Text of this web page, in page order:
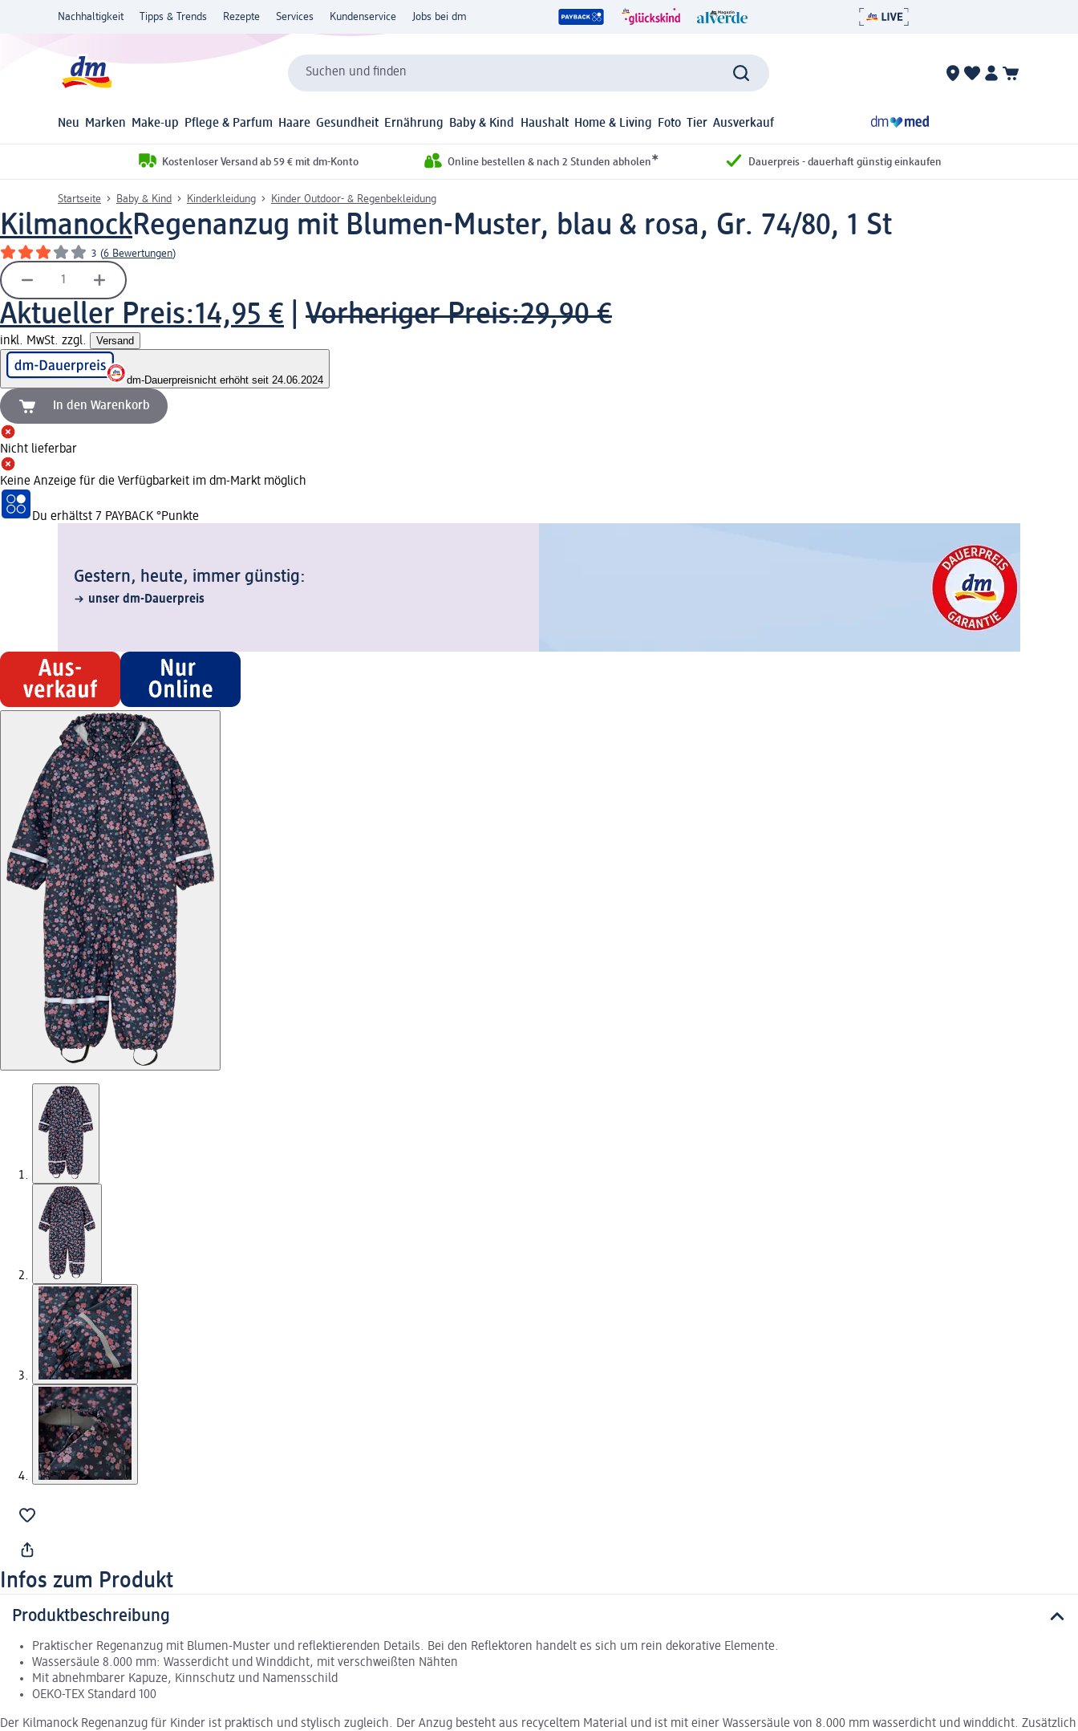
Nachhaltigkeit Tipps & Trends Rezepte Services Kundenservice Jobs bei dm
Suchen und finden
Neu Marken Make-up Pflege & Parfum Haare Gesundheit Ernährung Baby & Kind Haushalt Home & Living Foto Tier Ausverkauf
Kostenloser Versand ab 59 € mit dm-Konto Online bestellen & nach 2 Stunden abholen* Dauerpreis - dauerhaft günstig einkaufen
Startseite Baby & Kind Kinderkleidung Kinder Outdoor- & Regenbekleidung
KilmanockRegenanzug mit Blumen-Muster, blau & rosa, Gr. 74/80, 1 St
3 (6 Bewertungen)
Aktueller Preis:14,95 € Vorheriger Preis:29,90 €
inkl. MwSt. zzgl. Versand
dm-Dauerpreisnicht erhöht seit 24.06.2024
In den Warenkorb
Nicht lieferbar
Keine Anzeige für die Verfügbarkeit im dm-Markt möglich
Du erhältst 7 PAYBACK °Punkte
Gestern, heute, immer günstig:
unser dm-Dauerpreis
Infos zum Produkt
Produktbeschreibung
Praktischer Regenanzug mit Blumen-Muster und reflektierenden Details. Bei den Reflektoren handelt es sich um rein dekorative Elemente.
Wassersäule 8.000 mm: Wasserdicht und Winddicht, mit verschweißten Nähten
Mit abnehmbarer Kapuze, Kinnschutz und Namensschild
OEKO-TEX Standard 100
Der Kilmanock Regenanzug für Kinder ist praktisch und stylisch zugleich. Der Anzug besteht aus recyceltem Material und ist mit einer Wassersäule von 8.000 mm wasserdicht und winddicht. Zusätzlich